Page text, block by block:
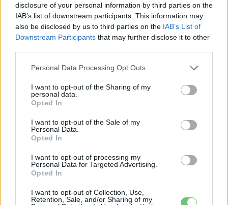
disclosure of your personal information by third parties on the
IAB’s list of downstream participants. This information may
also be disclosed by us to third parties on the IAB’s List of
Downstream Participants that may further disclose it to other
Personal Data Processing Opt Outs
I want to opt-out of the Sharing of my
personal data.
Opted In
I want to opt-out of the Sale of my
Personal Data.
Opted In
I want to opt-out of processing my
Personal Data for Targeted Advertising.
Opted In
I want to opt-out of Collection, Use,
Retention, Sale, and/or Sharing of my
2026-08-07
Hivatalos papírokban bukkant fel a Smart #2
– kiderült az ár...
2026-08-08
elindult a BMW i3 sorozatgyártása
30 000 dollár alá szorult a Ford elektromos
németek, hogy lekörözzék a kínai...
2026-08-07